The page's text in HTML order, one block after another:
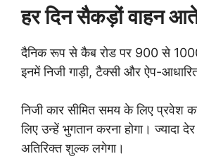
हर दिन सैकड़ों वाहन
दैनिक रूप से कैब रोड पर 900 से
इनमें निजी गाड़ी, टैक्सी और ऐप-
निजी कार सीमित समय के लिए
लिए उन्हें भुगतान करना होगा। ज्यादा
अतिरिक्त शुल्क लगेगा।